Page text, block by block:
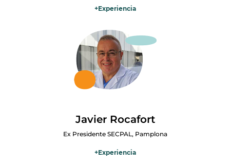
+Experiencia
desarrollo de los cuidados paliativos en España a finales de los años
ochenta. Fue socio fundador, presidente y socio de honor de la
SECPAL, impulsando su expansión y la formación en España e
Iberoamérica. Ha colaborado con la Consejería de Sanidad de
Canarias, presidido el Colegio Oficial de Médicos de Las Palmas y la
Comisión Central de Deontología de la OMC. Hasta su jubilación
Javier Rocafort
Ex Presidente SECPAL, Pamplona
+Experiencia